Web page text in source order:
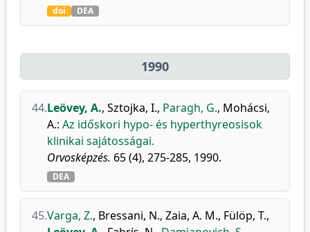
doi DEA
1990
44.Leövey, A., Sztojka, I., Paragh, G., Mohácsi,
A.: Az időskori hypo- és hyperthyreosisok
klinikai sajátosságai.
Orvosképzés. 65 (4), 275-285, 1990.
DEA
45.Varga, Z., Bressani, N., Zaia, A. M., Fülöp, T.,